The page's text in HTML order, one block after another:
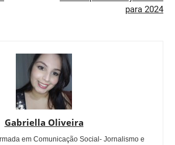
para 2024
Gabriella Oliveira
em Comunicação Social- Jornalismo e